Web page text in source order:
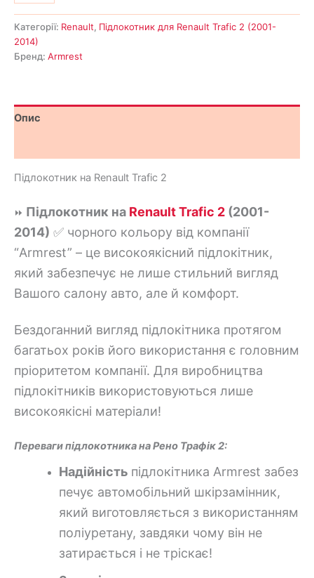
Категорії: Renault, Підлокотник для Renault Trafic 2 (2001-
2014)
Бренд: Armrest
Опис
Підлокотник на Renault Trafic 2
⏩ Підлокотник на Renault Trafic 2 (2001-
2014) ✅ чорного кольору від компанії
“Armrest” – це високоякісний підлокітник,
який забезпечує не лише стильний вигляд
Вашого салону авто, але й комфорт.
Бездоганний вигляд підлокітника протягом
багатьох років його використання є головним
пріоритетом компанії. Для виробництва
підлокітників використовуються лише
високоякісні матеріали!
Переваги підлокотника на Рено Трафік 2:
Надійність підлокітника Armrest забез
печує автомобільний шкірзамінник,
який виготовляється з використанням
поліуретану, завдяки чому він не
затирається і не тріскає!